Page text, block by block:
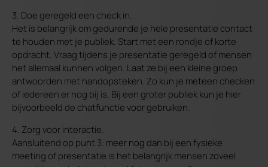
3. Doe geregeld een check in.
Het is belangrijk om gedurende je hele presentatie contact
te houden met je publiek. Start met een rondje of korte
opdracht. Vraag tijdens je presentatie geregeld of mensen
het allemaal kunnen volgen. Laat ze bij een kleine groep
antwoorden met handopsteken. Zo kun je meteen checken
of iedereen er nog bij is. Bij een groter publiek kun je hier
bijvoorbeeld de chatfunctie voor gebruiken.
4. Zorg voor interactie.
Aansluitend op punt 3: meer nog dan bij een fysieke
meeting of presentatie is het belangrijk mensen zoveel